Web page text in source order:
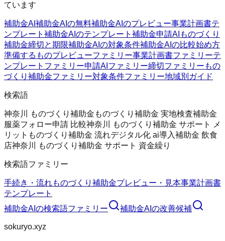
ています
補助金AI 補助金AIの無料補助金AIのプレビュー事業計画書テ
ンプレート 補助金AIのテンプレート 補助金申請AI ものづくり
補助金締切と期限補助金AIの対象条件補助金AIの比較始め方
準備するものプレビューファミリー事業計画書ファミリーテ
ンプレートファミリー申請AIファミリー締切ファミリー もの
づくり補助金ファミリー対象条件ファミリー地域別ガイド
検索語
神奈川 ものづくり補助金 ものづくり補助金 実地検査補助金
服薬フォロー申請 比較神奈川 ものづくり補助金 サポート メ
リット ものづくり補助金 流れデジタル化 ai導入補助金 飲食
店神奈川 ものづくり補助金 サポート 資金繰り
検索語ファミリー
手続き・流れものづくり補助金プレビュー・見本事業計画書
テンプレート
補助金AI の検索語ファミリー 補助金AI の改善候補
sokuryo.xyz